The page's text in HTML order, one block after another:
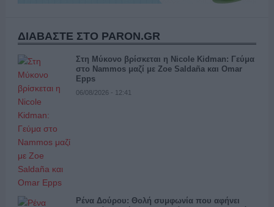
ΔΙΑΒΑΣΤΕ ΣΤΟ PARON.GR
Στη Μύκονο βρίσκεται η Nicole Kidman: Γεύμα
στο Nammos μαζί με Zoe Saldaña και Omar
Epps
06/08/2026 - 12:41
Ρένα Δούρου: Θολή συμφωνία που αφήνει